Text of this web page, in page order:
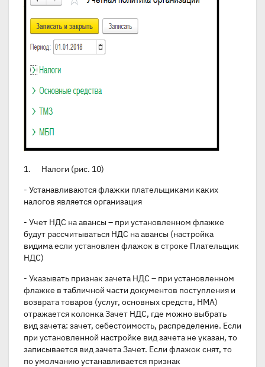
1. Налоги (рис. 10)
- Устанавливаются флажки плательщиками каких
налогов является организация
- Учет НДС на авансы – при установленном флажке
будут рассчитываться НДС на авансы (настройка
видима если установлен флажок в строке Плательщик
НДС)
- Указывать признак зачета НДС – при установленном
флажке в табличной части документов поступления и
возврата товаров (услуг, основных средств, НМА)
отражается колонка Зачет НДС, где можно выбрать
вид зачета: зачет, себестоимость, распределение. Если
при установленной настройке вид зачета не указан, то
записывается вид зачета Зачет. Если флажок снят, то
по умолчанию устанавливается признак